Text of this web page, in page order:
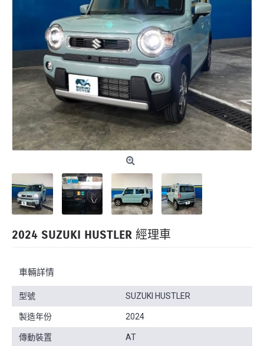
2024 SUZUKI HUSTLER 經理車
車輛詳情
型號 SUZUKI HUSTLER
製造年份 2024
傳動裝置 AT